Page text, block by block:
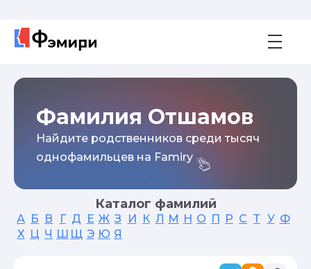
Фамилия Отшамов
Найдите родственников среди тысяч
однофамильцев на Famiry
Каталог фамилий
А Б В Г Д Е Ж З И К Л М Н О П Р С Т У Ф
Х Ц Ч Ш Щ Э Ю Я